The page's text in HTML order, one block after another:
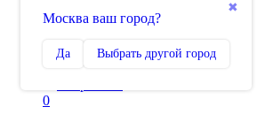
✖
Москва ваш город?
Да Выбрать другой город
Сравнение
0